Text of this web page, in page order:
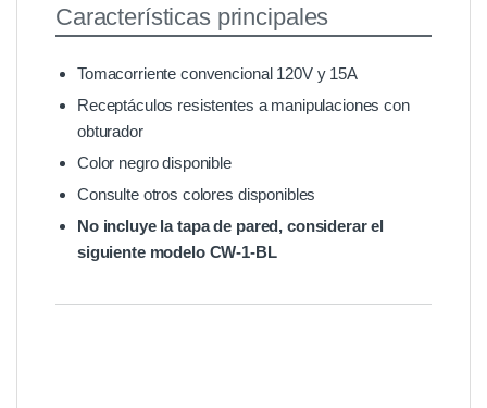
Características principales
Tomacorriente convencional 120V y 15A
Receptáculos resistentes a manipulaciones con
obturador
Color negro disponible
Consulte otros colores disponibles
No incluye la tapa de pared, considerar el
siguiente modelo CW-1-BL